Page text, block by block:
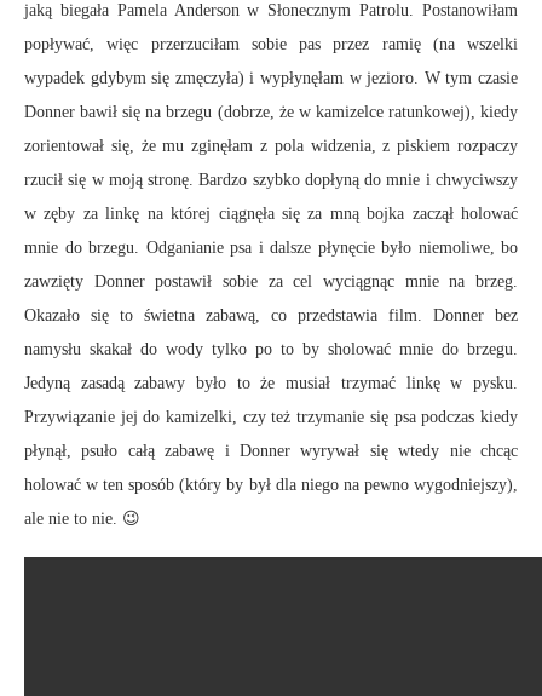
jaką biegała Pamela Anderson w Słonecznym Patrolu. Postanowiłam
popływać, więc przerzuciłam sobie pas przez ramię (na wszelki
wypadek gdybym się zmęczyła) i wypłynęłam w jezioro. W tym czasie
Donner bawił się na brzegu (dobrze, że w kamizelce ratunkowej), kiedy
zorientował się, że mu zginęłam z pola widzenia, z piskiem rozpaczy
rzucił się w moją stronę. Bardzo szybko dopłyną do mnie i chwyciwszy
w zęby za linkę na której ciągnęła się za mną bojka zaczął holować
mnie do brzegu. Odganianie psa i dalsze płynęcie było niemoliwe, bo
zawzięty Donner postawił sobie za cel wyciągnąc mnie na brzeg.
Okazało się to świetna zabawą, co przedstawia film. Donner bez
namysłu skakał do wody tylko po to by sholować mnie do brzegu.
Jedyną zasadą zabawy było to że musiał trzymać linkę w pysku.
Przywiązanie jej do kamizelki, czy też trzymanie się psa podczas kiedy
płynął, psuło całą zabawę i Donner wyrywał się wtedy nie chcąc
holować w ten sposób (który by był dla niego na pewno wygodniejszy),
ale nie to nie. 😉